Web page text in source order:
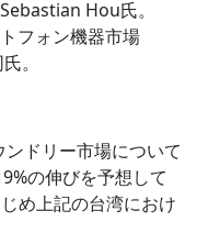
Hou氏。
フォン機器市場
。
ドリー市場について
の伸びを予想して
め上記の台湾におけ